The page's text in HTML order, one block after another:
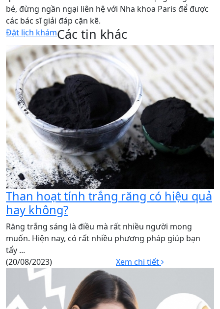
bé, đừng ngần ngại liên hệ với Nha khoa Paris để được
các bác sĩ giải đáp cặn kẽ.
Đặt lịch khámCác tin khác
Than hoạt tính trắng răng có hiệu quả
hay không?
Răng trắng sáng là điều mà rất nhiều người mong
muốn. Hiện nay, có rất nhiều phương pháp giúp bạn
tẩy ...
(20/08/2023)
Xem chi tiết